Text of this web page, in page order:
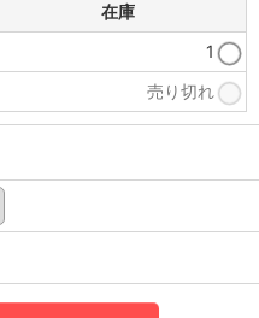
在庫
1
売り切れ